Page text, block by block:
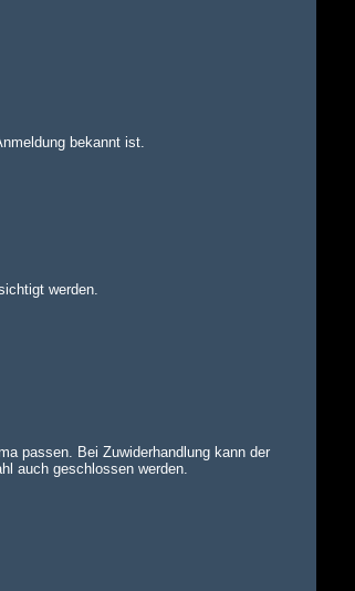
bekannt ist.
werden.
passen. Bei Zuwiderhandlung kann der
auch geschlossen werden.